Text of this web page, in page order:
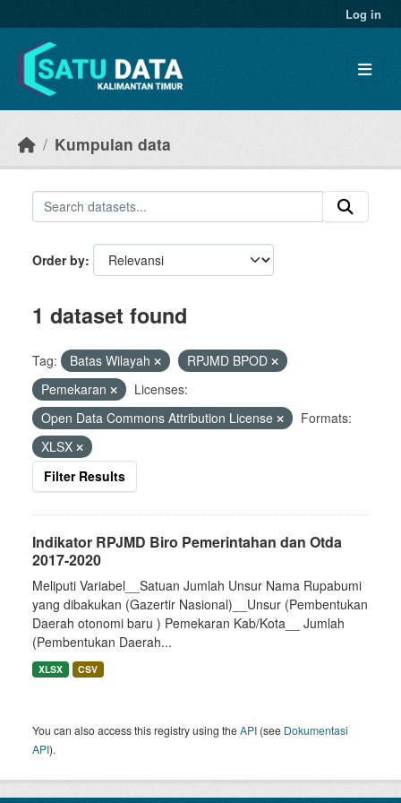
Log in
Kumpulan data
Order by
1 dataset found
Tag: Batas Wilayah
RPJMD BPOD
Pemekaran
Licenses:
Open Data Commons Attribution License
Formats:
XLSX
Filter Results
Indikator RPJMD Biro Pemerintahan dan Otda
2017-2020
Meliputi Variabel__Satuan Jumlah Unsur Nama Rupabumi
yang dibakukan (Gazertir Nasional)__Unsur (Pembentukan
Daerah otonomi baru ) Pemekaran Kab/Kota__ Jumlah
(Pembentukan Daerah...
XLSX CSV
You can also access this registry using theAPI (see Dokumentasi
API).